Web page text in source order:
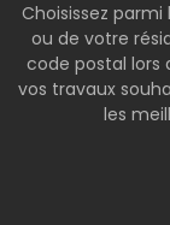
Choisissez
ou de votre
code postal lors
vos travaux
les